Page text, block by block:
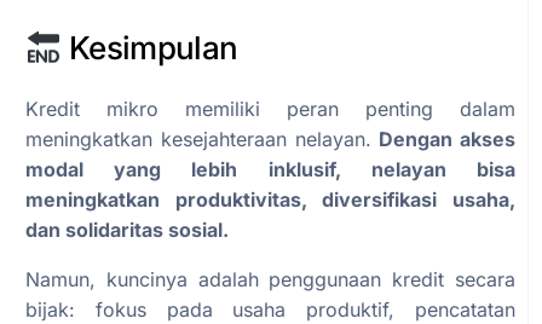
Kesimpulan
Kredit mikro memiliki peran penting dalam
meningkatkan kesejahteraan nelayan. Dengan akses
modal yang lebih inklusif, nelayan bisa
meningkatkan produktivitas, diversifikasi usaha,
dan solidaritas sosial.
Namun, kuncinya adalah penggunaan kredit secara
bijak: fokus pada usaha produktif, pencatatan